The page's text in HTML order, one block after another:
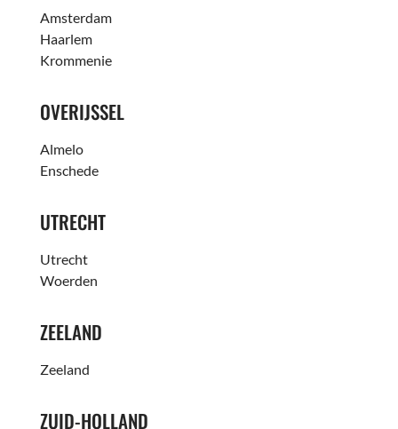
Amsterdam
Haarlem
Krommenie
OVERIJSSEL
Almelo
Enschede
UTRECHT
Utrecht
Woerden
ZEELAND
Zeeland
ZUID-HOLLAND